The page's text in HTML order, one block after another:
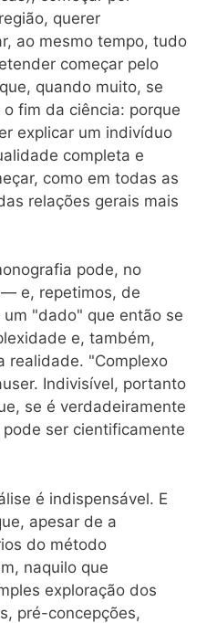
querer
ao mesmo tempo, tudo
começar pelo
quando muito, se
fim da ciência: porque
explicar um indivíduo
completa e
como em todas as
relações gerais mais
pode, no
e, repetimos, de
"dado" que então se
e, também,
realidade. "Complexo
Indivisível, portanto
se é verdadeiramente
ser cientificamente
é indispensável. E
apesar de a
do método
naquilo que
exploração dos
pré-concepções,